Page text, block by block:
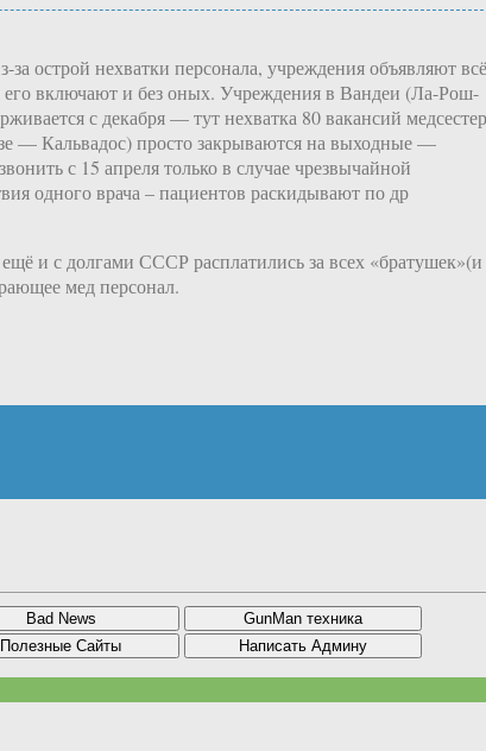
острой нехватки персонала, учреждения объявляют всё
его включают и без оных. Учреждения в Вандеи (Ла-Рош-
с декабря — тут нехватка 80 вакансий медсестер
— Кальвадос) просто закрываются на выходные —
с 15 апреля только в случае чрезвычайной
одного врача – пациентов раскидывают по др
и с долгами СССР расплатились за всех «братушек»(и
мед персонал.